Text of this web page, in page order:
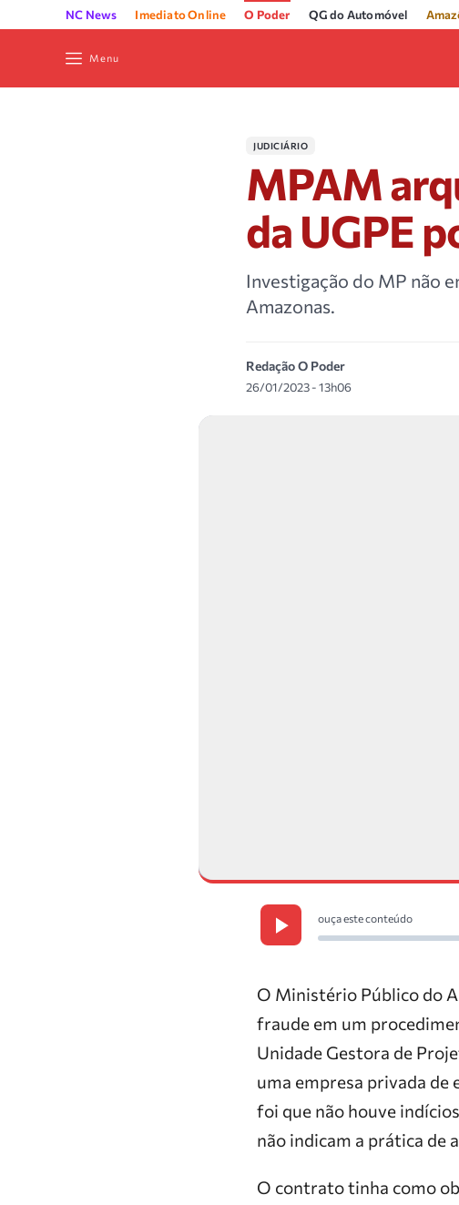
NC News Imediato Online O Poder QG do Automóvel
Menu
JUDICIÁRIO
MPAM
da UGPE
Investigação do MP não
Amazonas.
Redação O Poder
26/01/2023 - 13h06
ouça este conteúdo
O Ministério Público do
fraude em um
Unidade Gestora de
uma empresa privada
foi que não houve
não indicam a prática de
O contrato tinha como